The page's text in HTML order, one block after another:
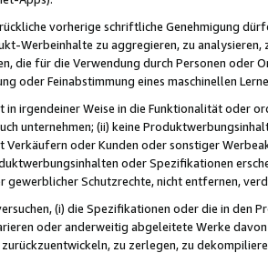
vorherige schriftliche Genehmigung
Werbeinhalte zu aggregieren, zu
die für die Verwendung durch Personen
oder Feinabstimmung eines maschinellen
in irgendeiner Weise in die Funktionalität oder
unternehmen; (ii) keine
oder Kunden oder sonstiger
oder Spezifikationen
gewerblicher Schutzrechte, nicht entfernen,
(i) die Spezifikationen oder die in
oder anderweitig abgeleitete Werke
zu zerlegen, zu